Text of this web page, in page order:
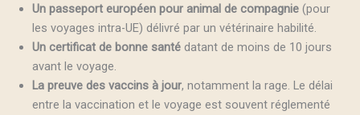
Un passeport européen pour animal de compagnie (pour
les voyages intra-UE) délivré par un vétérinaire habilité.
Un certificat de bonne santé datant de moins de 10 jours
avant le voyage.
La preuve des vaccins à jour, notamment la rage. Le délai
entre la vaccination et le voyage est souvent réglementé